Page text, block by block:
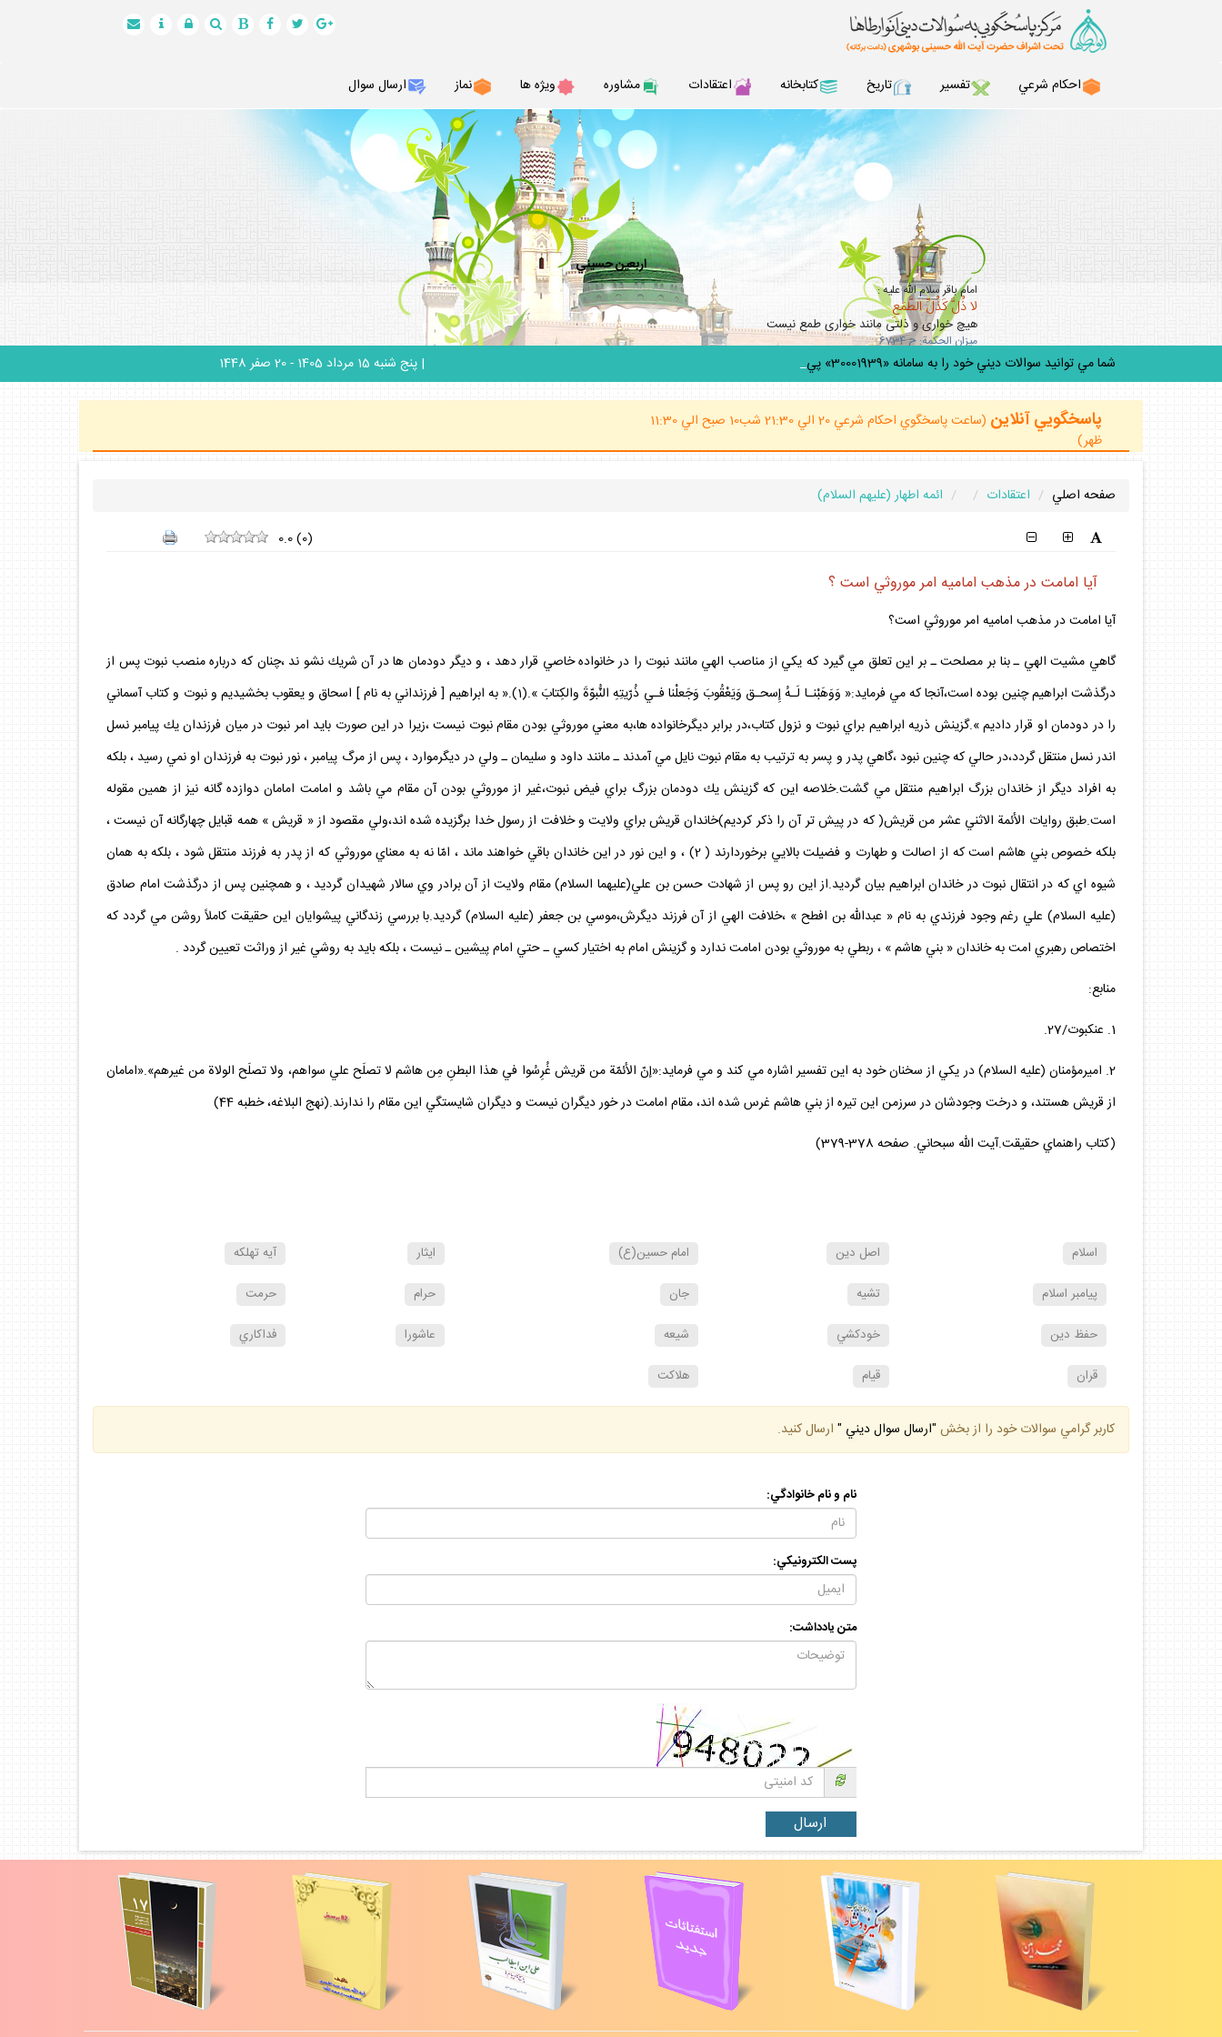
احكام شرعي تفسير تاريخ كتابخانه اعتقادات مشاوره ويژه ها نماز ارسال سوال
اربعين حسيني
امام باقر سلام الله عليه :
لا ذُلَّ كَذُلِّ الطَّمَعِ
هيچ خوارى و ذلتى مانند خوارى طمع نيست
ميزان الحكمة: ح 6734
شما مي توانيد سوالات ديني خود را به سامانه «30001939» پيامك كني | پنج شنبه 15 مرداد 1405 - 20 صفر 1448
پاسخگويي آنلاين
(ساعت پاسخگوي احكام شرعي 20 الي 21:30 شب10 صبح الي 11:30
ظهر)
صفحه اصلي اعتقادات
ائمه اطهار (عليهم السلام)
0.0(0)
آيا امامت در مذهب اماميه امر موروثي است ؟
آيا امامت در مذهب اماميه امر موروثي است؟
گاهي مشيت الهي ـ بنا بر مصلحت ـ بر اين تعلق مي گيرد كه يكي از مناصب الهي مانند نبوت را در خانواده خاصي قرار دهد ، و ديگر دودمان ها در آن شريك نشو ند ،چنان كه درباره منصب نبوت پس از
درگذشت ابراهيم چنين بوده است،آنجا كه مي فرمايد:« وَوَهَبْنـا لَـهُ إِسحـق وَيَعْقُوبَ وَجَعلْنا فـي ذُرّيتِهِ النُّبوّةَ والكِتابَ ».(1).« به ابراهيم [ فرزنداني به نام ] اسحاق و يعقوب بخشيديم و نبوت و كتاب آسماني
را در دودمان او قرار داديم ».گزينش ذريه ابراهيم براي نبوت و نزول كتاب،در برابر ديگرخانواده ها،به معني موروثي بودن مقام نبوت نيست ،زيرا در اين صورت بايد امر نبوت در ميان فرزندان يك پيامبر نسل
اندر نسل منتقل گردد،در حالي كه چنين نبود ،گاهي پدر و پسر به ترتيب به مقام نبوت نايل مي آمدند ـ مانند داود و سليمان ـ ولي در ديگرموارد ، پس از مرگ پيامبر ، نور نبوت به فرزندان او نمي رسيد ، بلكه
به افراد ديگر از خاندان بزرگ ابراهيم منتقل مي گشت.خلاصه اين كه گزينش يك دودمان بزرگ براي فيض نبوت،غير از موروثي بودن آن مقام مي باشد و امامت امامان دوازده گانه نيز از همين مقوله
است.طبق روايات الأئمة الاثني عشر من قريش( كه در پيش تر آن را ذكر كرديم)خاندان قريش براي ولايت و خلافت از رسول خدا برگزيده شده اند،ولي مقصود از « قريش » همه قبايل چهارگانه آن نيست ،
بلكه خصوص بني هاشم است كه از اصالت و طهارت و فضيلت بالايي برخوردارند ( 2) ، و اين نور در اين خاندان باقي خواهند ماند ، امّا نه به معناي موروثي كه از پدر به فرزند منتقل شود ، بلكه به همان
شيوه اي كه در انتقال نبوت در خاندان ابراهيم بيان گرديد.از اين رو پس از شهادت حسن بن علي(عليهما السلام) مقام ولايت از آن برادر وي سالار شهيدان گرديد ، و همچنين پس از درگذشت امام صادق
(عليه السلام) علي رغم وجود فرزندي به نام « عبداللّه بن افطح » ،خلافت الهي از آن فرزند ديگرش،موسي بن جعفر (عليه السلام) گرديد.با بررسي زندگاني پيشوايان اين حقيقت كاملاً روشن مي گردد كه
اختصاص رهبري امت به خاندان « بني هاشم » ، ربطي به موروثي بودن امامت ندارد و گزينش امام به اختيار كسي ـ حتي امام پيشين ـ نيست ، بلكه بايد به روشي غير از وراثت تعيين گردد .
منابع:
1. عنكبوت/27.
2. اميرمؤمنان (عليه السلام) در يكي از سخنان خود به اين تفسير اشاره مي كند و مي فرمايد:«إنّ الأئمّة من قريش غُرِسُوا في هذا البطنِ مِن هاشم لا تصلَح علي سواهم، ولا تصلَح الولاة من غيرهم».«امامان
از قريش هستند، و درخت وجودشان در سرزمن اين تيره از بني هاشم غرس شده اند، مقام امامت در خور ديگران نيست و ديگران شايستگي اين مقام را ندارند.(نهج البلاغه، خطبه 44)
(كتاب راهنماي حقيقت.آيت الله سبحاني. صفحه 378-379)
اسلام اصل دين امام حسين(ع) ايثار آيه تهلكه
پيامبر اسلام تشيه جان حرام حرمت
حفظ دين خودكشي شيعه عاشورا فداكاري
قران قيام هلاكت
كاربر گرامي سوالات خود را از بخش "ارسال سوال ديني " ارسال كنيد.
نام و نام خانوادگي:
پست الكترونيكي:
متن يادداشت: